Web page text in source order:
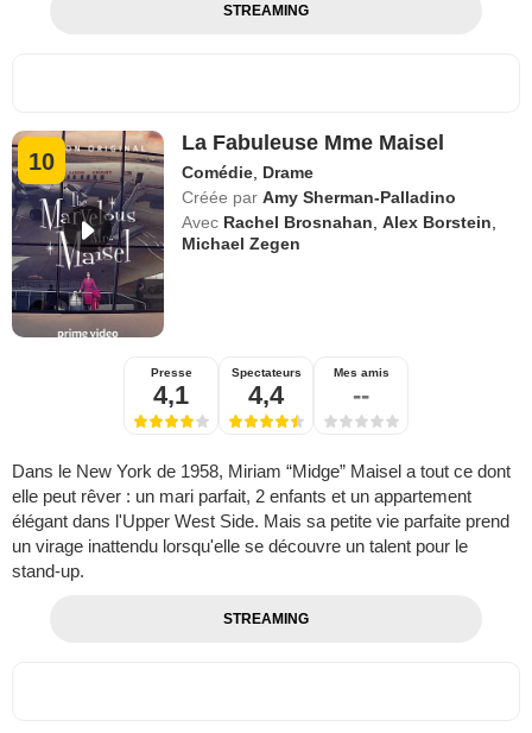
STREAMING
10
La Fabuleuse Mme Maisel
Comédie Drame
Créée par Amy Sherman-Palladino
Avec Rachel Brosnahan ,Alex Borstein
Michael Zegen
Presse
4,1
Spectateurs
4,4
Mes amis
--
Dans le New York de 1958, Miriam “Midge” Maisel a tout ce dont
elle peut rêver : un mari parfait, 2 enfants et un appartement
élégant dans l'Upper West Side. Mais sa petite vie parfaite prend
un virage inattendu lorsqu'elle se découvre un talent pour le
stand-up.
STREAMING